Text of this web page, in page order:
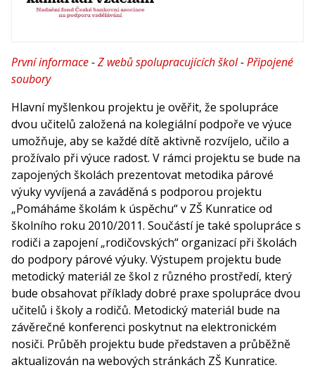
První informace-Z webů spolupracujících škol-Připojené
soubory
Hlavní myšlenkou projektu je ověřit, že spolupráce
dvou učitelů založená na kolegiální podpoře ve výuce
umožňuje, aby se každé dítě aktivně rozvíjelo, učilo a
prožívalo při výuce radost. V rámci projektu se bude na
zapojených školách prezentovat metodika párové
výuky vyvíjená a zaváděná s podporou projektu
„Pomáháme školám k úspěchu“ v ZŠ Kunratice od
školního roku 2010/2011. Součástí je také spolupráce s
rodiči a zapojení „rodičovských“ organizací při školách
do podpory párové výuky. Výstupem projektu bude
metodický materiál ze škol z různého prostředí, který
bude obsahovat příklady dobré praxe spolupráce dvou
učitelů i školy a rodičů. Metodický materiál bude na
závěrečné konferenci poskytnut na elektronickém
nosiči. Průběh projektu bude představen a průběžně
aktualizován na webových stránkách ZŠ Kunratice.